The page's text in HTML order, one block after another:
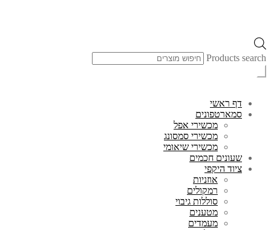
Products search
דף ראשי
סמארטפונים
מכשירי אפל
מכשירי סמסונג
מכשירי שיאומי
שעונים חכמים
ציוד היקפי
אוזניות
רמקולים
סוללות גיבוי
מטענים
מעמדים